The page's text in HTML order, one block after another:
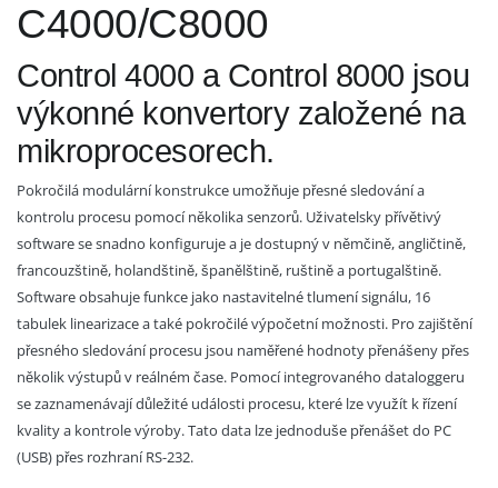
C4000/C8000
Control 4000 a Control 8000 jsou
výkonné konvertory založené na
mikroprocesorech.
Pokročilá modulární konstrukce umožňuje přesné sledování a
kontrolu procesu pomocí několika senzorů. Uživatelsky přívětivý
software se snadno konfiguruje a je dostupný v němčině, angličtině,
francouzštině, holandštině, španělštině, ruštině a portugalštině.
Software obsahuje funkce jako nastavitelné tlumení signálu, 16
tabulek linearizace a také pokročilé výpočetní možnosti. Pro zajištění
přesného sledování procesu jsou naměřené hodnoty přenášeny přes
několik výstupů v reálném čase. Pomocí integrovaného dataloggeru
se zaznamenávají důležité události procesu, které lze využít k řízení
kvality a kontrole výroby. Tato data lze jednoduše přenášet do PC
(USB) přes rozhraní RS-232.